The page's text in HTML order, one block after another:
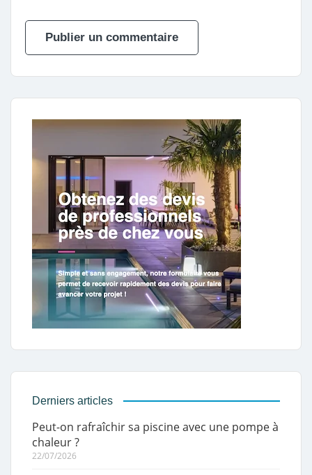
Derniers articles
Peut-on rafraîchir sa piscine avec une pompe à
chaleur ?
22/07/2026